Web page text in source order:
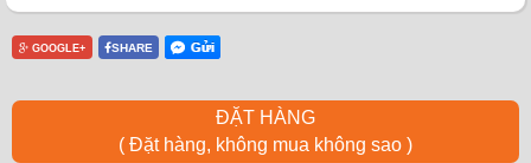
Ắc quy
Trả góp
GOOGLE+ SHARE
ĐẶT HÀNG
( Đặt hàng, không mua không sao )